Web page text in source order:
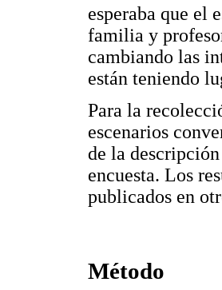
esperaba que el
familia y
cambiando las
están teniendo
Para la
escenarios
de la
encuesta. Los
publicados en
Método